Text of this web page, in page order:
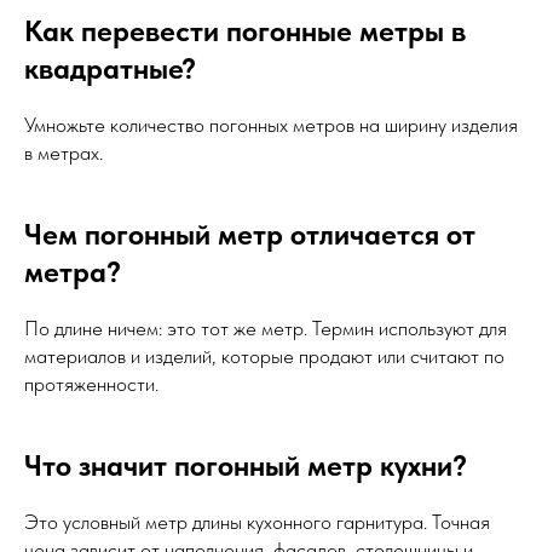
Как перевести погонные метры в
квадратные?
Умножьте количество погонных метров на ширину изделия
в метрах.
Чем погонный метр отличается от
метра?
По длине ничем: это тот же метр. Термин используют для
материалов и изделий, которые продают или считают по
протяженности.
Что значит погонный метр кухни?
Это условный метр длины кухонного гарнитура. Точная